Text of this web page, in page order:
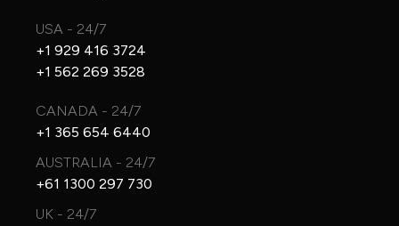
USA - 24/7
+1 929 416 3724
+1 562 269 3528
CANADA - 24/7
+1 365 654 6440
AUSTRALIA - 24/7
+61 1300 297 730
UK - 24/7